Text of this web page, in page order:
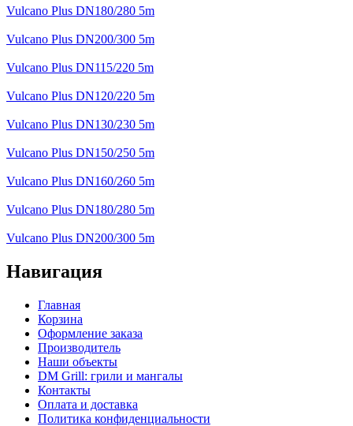
Vulcano Plus DN180/280 5m
Vulcano Plus DN200/300 5m
Vulcano Plus DN115/220 5m
Vulcano Plus DN120/220 5m
Vulcano Plus DN130/230 5m
Vulcano Plus DN150/250 5m
Vulcano Plus DN160/260 5m
Vulcano Plus DN180/280 5m
Vulcano Plus DN200/300 5m
Навигация
Главная
Корзина
Оформление заказа
Производитель
Наши объекты
DM Grill: грили и мангалы
Контакты
Оплата и доставка
Политика конфиденциальности